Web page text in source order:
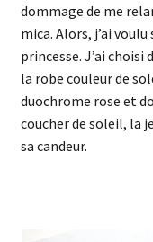
dommage de me
mica. Alors, j’ai
princesse. J’ai
la robe couleur de
duochrome rose et
coucher de soleil, la
sa candeur.